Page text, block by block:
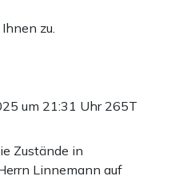
zu.
um 21:31 Uhr 265T
Zustände in
Linnemann auf